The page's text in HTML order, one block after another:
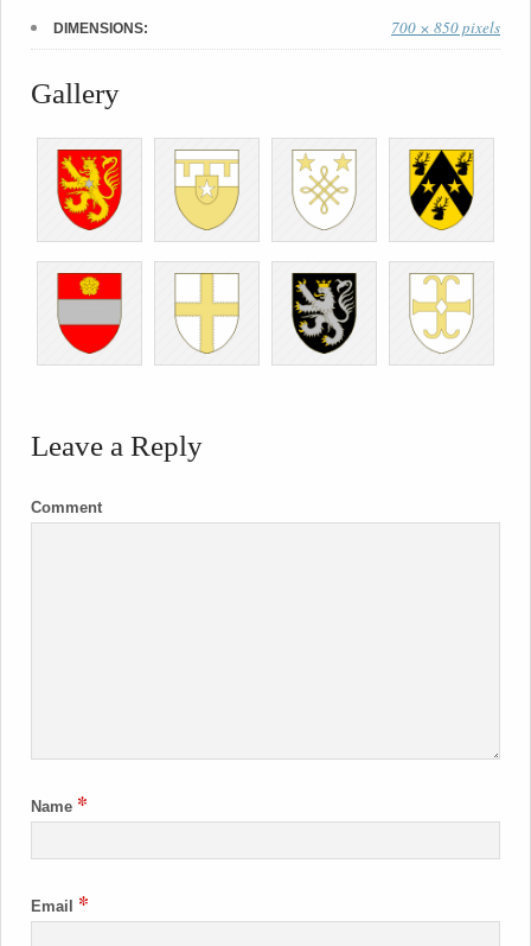
DIMENSIONS: 700 × 850 pixels
Gallery
Leave a Reply
Comment
Name *
Email *